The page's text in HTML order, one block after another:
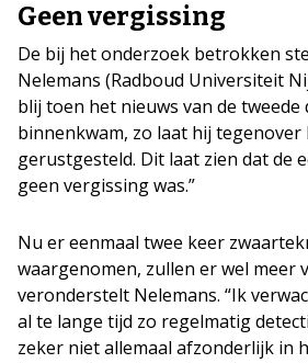
Geen vergissing
De bij het onderzoek betrokken
Nelemans (Radboud Universiteit
blij toen het nieuws van de tweede
binnenkwam, zo laat hij tegenover
gerustgesteld. Dit laat zien dat de
geen vergissing was.”
Nu er eenmaal twee keer
waargenomen, zullen er wel meer
veronderstelt Nelemans. “Ik
al te lange tijd zo regelmatig
zeker niet allemaal afzonderlijk in